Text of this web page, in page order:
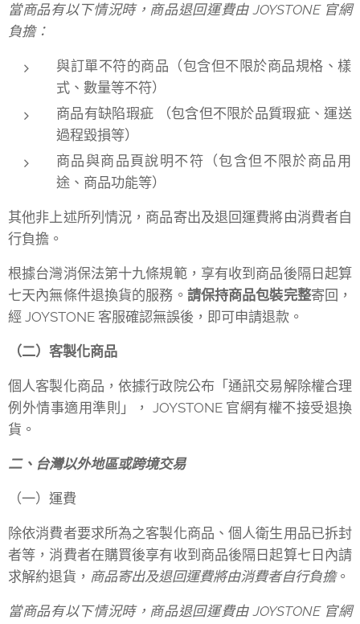
當商品有以下情況時，商品退回運費由 JOYSTONE 官網
負擔：
與訂單不符的商品（包含但不限於商品規格、樣
式、數量等不符）
商品有缺陷瑕疵 （包含但不限於品質瑕疵、運送
過程毀損等）
商品與商品頁說明不符（包含但不限於商品用
途、商品功能等）
其他非上述所列情況，商品寄出及退回運費將由消費者自
行負擔。
根據台灣消保法第十九條規範，享有收到商品後隔日起算
七天內無條件退換貨的服務。 請保持商品包裝完整寄回，
經 JOYSTONE 客服確認無誤後，即可申請退款。
（二）客製化商品
個人客製化商品，依據行政院公布「通訊交易解除權合理
例外情事適用準則」， JOYSTONE 官網有權不接受退換
貨。
二、台灣以外地區或跨境交易
（一）運費
除依消費者要求所為之客製化商品、個人衛生用品已拆封
者等，消費者在購買後享有收到商品後隔日起算七日內請
求解約退貨， 商品寄出及退回運費將由消費者自行負擔。
當商品有以下情況時，商品退回運費由 JOYSTONE 官網